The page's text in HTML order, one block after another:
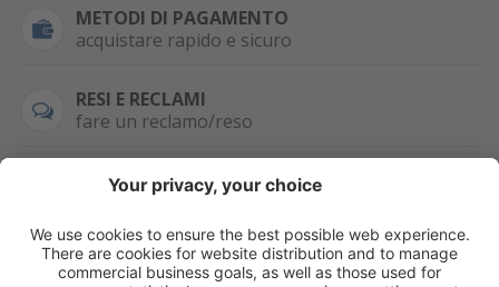
METODI DI PAGAMENTO
acquistare rapido e sicuro
RESI E RECLAMI
fare un reclamo/reso
SEMPRE DISPONIBILE
0471 506798
WHATSAPP
HAI LA PARTITA
IVA?